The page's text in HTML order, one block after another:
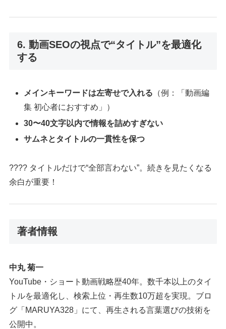
6. 動画SEOの視点で“タイトル”を最適化
する
メインキーワードは左寄せで入れる （例：「動画編
集 初心者におすすめ」）
30〜40文字以内で情報を詰めすぎない
サムネとタイトルの一貫性を保つ
???? タイトルだけで“全部言わない”。続きを見たくなる
余白が重要！
著者情報
中丸 菊一
YouTube・ショート動画戦略歴40年。数千本以上のタイ
トルを最適化し、検索上位・再生数10万超を実現。ブロ
グ「MARUYA328」にて、再生される言葉選びの技術を
公開中。